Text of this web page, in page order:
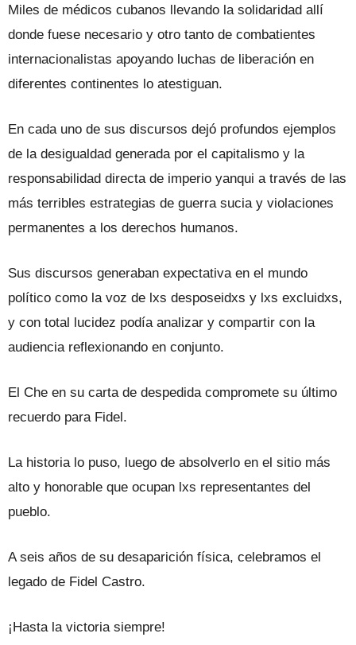
Miles de médicos cubanos llevando la solidaridad allí
donde fuese necesario y otro tanto de combatientes
internacionalistas apoyando luchas de liberación en
diferentes continentes lo atestiguan.
En cada uno de sus discursos dejó profundos ejemplos
de la desigualdad generada por el capitalismo y la
responsabilidad directa de imperio yanqui a través de las
más terribles estrategias de guerra sucia y violaciones
permanentes a los derechos humanos.
Sus discursos generaban expectativa en el mundo
político como la voz de lxs desposeidxs y lxs excluidxs,
y con total lucidez podía analizar y compartir con la
audiencia reflexionando en conjunto.
El Che en su carta de despedida compromete su último
recuerdo para Fidel.
La historia lo puso, luego de absolverlo en el sitio más
alto y honorable que ocupan lxs representantes del
pueblo.
A seis años de su desaparición física, celebramos el
legado de Fidel Castro.
¡Hasta la victoria siempre!